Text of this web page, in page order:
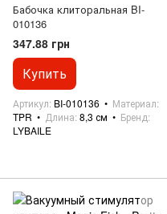
Бабочка клиторальная BI-
010136
347.88 грн
Купить
Артикул BI-010136
Материал
TPR
Длина 8,3 см
Бренд
LYBAILE